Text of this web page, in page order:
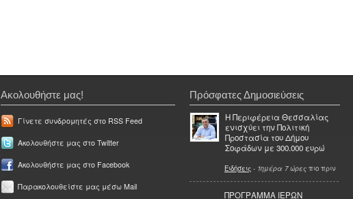
Ακολουθήστε μας!
Γίνετε συνδρομητές στο RSS Feed
Ακολουθήστε μας στο Twitter
Ακολουθήστε μας στο Facebook
Παρακολουθείστε μας μέσω Mail
Πρόσφατες Δημοσιεύσεις
Η Περιφέρεια Θεσσαλίας
ενισχύει την Πολιτική
Προστασία του Δήμου
Σοφάδων με 300.000 ευρώ
Ειδήσεις - 1ημέρα 7 ώρες πιο πριν
ΠΡΟΓΡΑΜΜΑ ΙΕΡΩΝ